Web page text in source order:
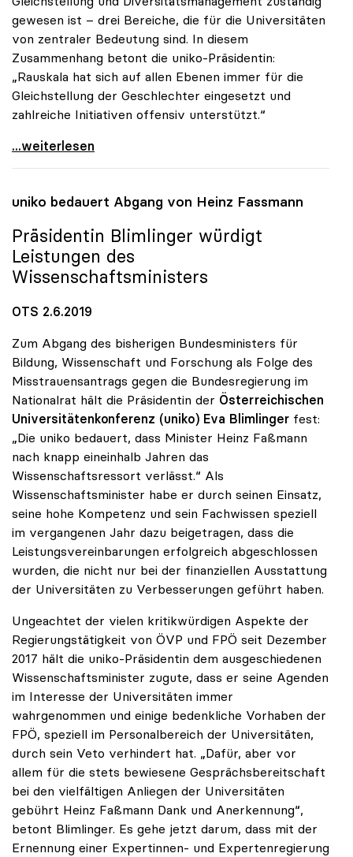
gewesen ist – drei Bereiche, die für die Universitäten
von zentraler Bedeutung sind. In diesem
Zusammenhang betont die uniko-Präsidentin:
„Rauskala hat sich auf allen Ebenen immer für die
Gleichstellung der Geschlechter eingesetzt und
zahlreiche Initiativen offensiv unterstützt.“
Präsidentin Blimlinger gratuliert Iris Rauskala
...weiterlesen
uniko bedauert Abgang von Heinz Fassmann
Präsidentin Blimlinger würdigt
Leistungen des
Wissenschaftsministers
OTS 2.6.2019
Zum Abgang des bisherigen Bundesministers für
Bildung, Wissenschaft und Forschung als Folge des
Misstrauensantrags gegen die Bundesregierung im
Nationalrat hält die Präsidentin der Österreichischen
Universitätenkonferenz (uniko) Eva Blimlinger fest:
„Die uniko bedauert, dass Minister Heinz Faßmann
nach knapp eineinhalb Jahren das
Wissenschaftsressort verlässt.“ Als
Wissenschaftsminister habe er durch seinen Einsatz,
seine hohe Kompetenz und sein Fachwissen speziell
im vergangenen Jahr dazu beigetragen, dass die
Leistungsvereinbarungen erfolgreich abgeschlossen
wurden, die nicht nur bei der finanziellen Ausstattung
der Universitäten zu Verbesserungen geführt haben.
Ungeachtet der vielen kritikwürdigen Aspekte der
Regierungstätigkeit von ÖVP und FPÖ seit Dezember
2017 hält die uniko-Präsidentin dem ausgeschiedenen
Wissenschaftsminister zugute, dass er seine Agenden
im Interesse der Universitäten immer
wahrgenommen und einige bedenkliche Vorhaben der
FPÖ, speziell im Personalbereich der Universitäten,
durch sein Veto verhindert hat. „Dafür, aber vor
allem für die stets bewiesene Gesprächsbereitschaft
bei den vielfältigen Anliegen der Universitäten
gebührt Heinz Faßmann Dank und Anerkennung“,
betont Blimlinger. Es gehe jetzt darum, dass mit der
Ernennung einer Expertinnen- und Expertenregierung